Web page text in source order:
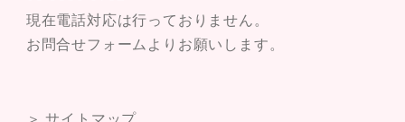
現在電話対応は行っておりません。
お問合せフォームよりお願いします。
＞ サイトマップ